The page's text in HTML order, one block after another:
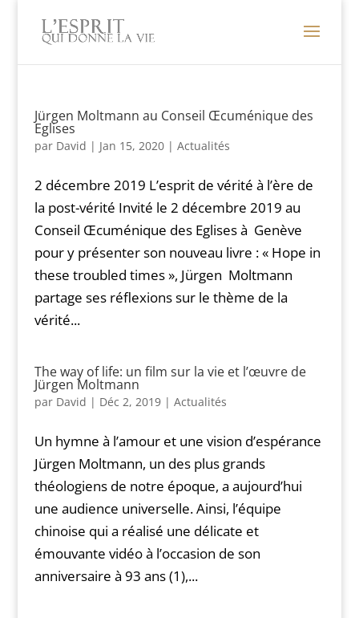
Jürgen Moltmann au Conseil Œcuménique des
Eglises
par David | Jan 15, 2020| Actualités
2 décembre 2019 L’esprit de vérité à l’ère de
la post-vérité Invité le 2 décembre 2019 au
Conseil Œcuménique des Eglises à Genève
pour y présenter son nouveau livre : « Hope in
these troubled times », Jürgen Moltmann
partage ses réflexions sur le thème de la
vérité...
The way of life: un film sur la vie et l’œuvre de
Jürgen Moltmann
par David | Déc 2, 2019| Actualités
Un hymne à l’amour et une vision d’espérance
Jürgen Moltmann, un des plus grands
théologiens de notre époque, a aujourd’hui
une audience universelle. Ainsi, l’équipe
chinoise qui a réalisé une délicate et
émouvante vidéo à l’occasion de son
anniversaire à 93 ans (1),...